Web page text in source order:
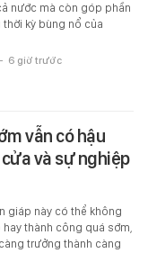
nước mà còn góp phần
thời kỳ bùng nổ của
- 6 giờ trước
vẫn có hậu
và sự nghiệp
giáp này có thể không
hay thành công quá sớm,
trưởng thành càng